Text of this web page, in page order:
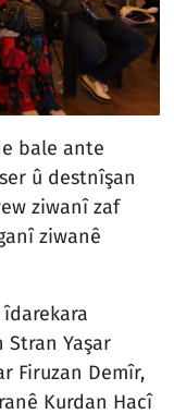
bale ante
û destnîşan
ziwanî zaf
ziwanê
Stran Yaşar
Firuzan Demîr,
Kurdan Hacî